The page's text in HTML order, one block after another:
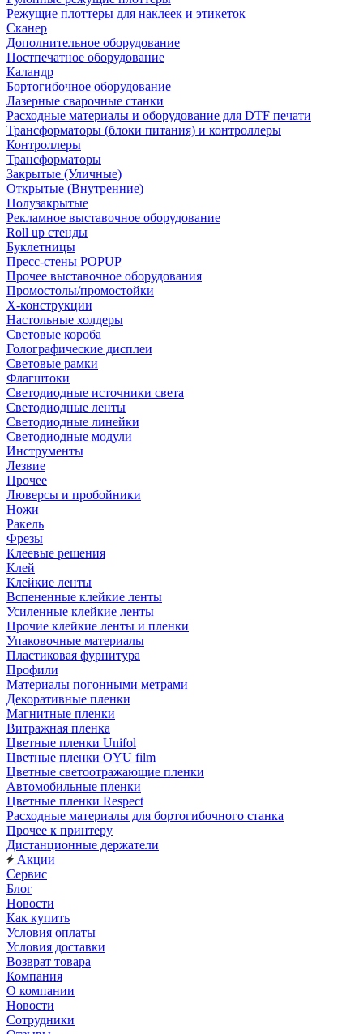
Режущие плоттеры для наклеек и этикеток
Сканер
Дополнительное оборудование
Постпечатное оборудование
Каландр
Бортогибочное оборудование
Лазерные сварочные станки
Расходные материалы и оборудование для DTF печати
Трансформаторы (блоки питания) и контроллеры
Контроллеры
Трансформаторы
Закрытые (Уличные)
Открытые (Внутренние)
Полузакрытые
Рекламное выставочное оборудование
Roll up стенды
Буклетницы
Пресс-стены POPUP
Прочее выставочное оборудования
Промостолы/промостойки
Х-конструкции
Настольные холдеры
Световые короба
Голографические дисплеи
Световые рамки
Флагштоки
Светодиодные источники света
Светодиодные ленты
Светодиодные линейки
Светодиодные модули
Инструменты
Лезвие
Прочее
Люверсы и пробойники
Ножи
Ракель
Фрезы
Клеевые решения
Клей
Клейкие ленты
Вспененные клейкие ленты
Усиленные клейкие ленты
Прочие клейкие ленты и пленки
Упаковочные материалы
Пластиковая фурнитура
Профили
Материалы погонными метрами
Декоративные пленки
Магнитные пленки
Витражная пленка
Цветные пленки Unifol
Цветные пленки OYU film
Цветные светоотражающие пленки
Автомобильные пленки
Цветные пленки Respect
Расходные материалы для бортогибочного станка
Прочее к принтеру
Дистанционные держатели
Акции
Сервис
Блог
Новости
Как купить
Условия оплаты
Условия доставки
Возврат товара
Компания
О компании
Новости
Сотрудники